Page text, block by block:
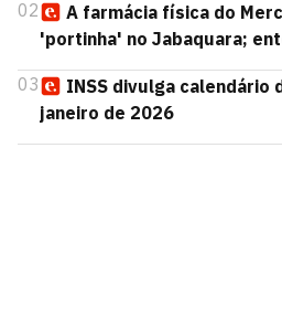
02
A farmácia física do
'portinha' no Jabaquara;
03
INSS divulga calendário
janeiro de 2026